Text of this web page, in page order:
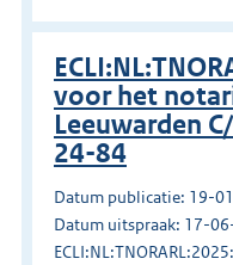
voor het
Leeuwarden
24-84
Datum publicatie: 19-
Datum uitspraak: 17-